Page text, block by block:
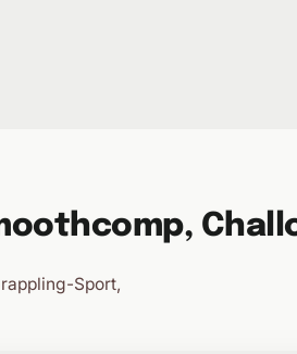
Sport,